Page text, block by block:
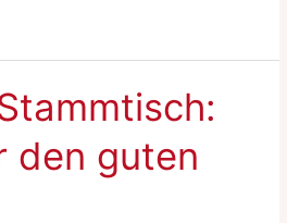
den guten